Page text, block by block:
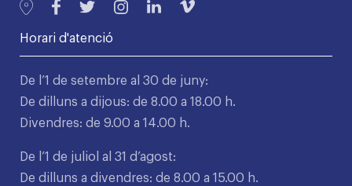
Horari d'atenció
De l’1 de setembre al 30 de juny:
De dilluns a dijous: de 8.00 a 18.00 h.
Divendres: de 9.00 a 14.00 h.
De l’1 de juliol al 31 d’agost:
De dilluns a divendres: de 8.00 a 15.00 h.